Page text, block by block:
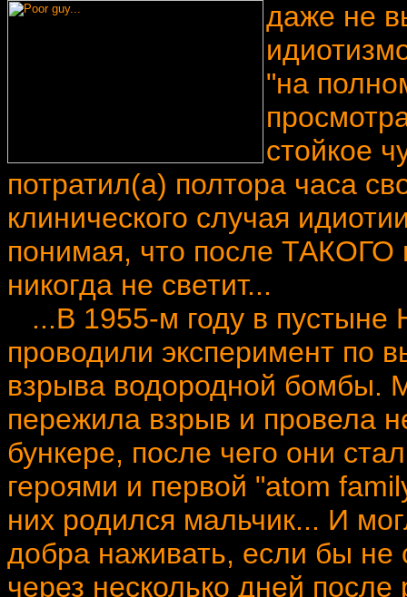
даже не
"на
стойкое
потратил(а) полтора часа
клинического случая
понимая, что после ТАКОГО
никогда не светит...
...В 1955-м году в
проводили эксперимент по
взрыва водородной бомбы.
пережила взрыв и провела
бункере, после чего они
героями и первой "atom
них родился мальчик... И
добра наживать, если бы не
через несколько дней